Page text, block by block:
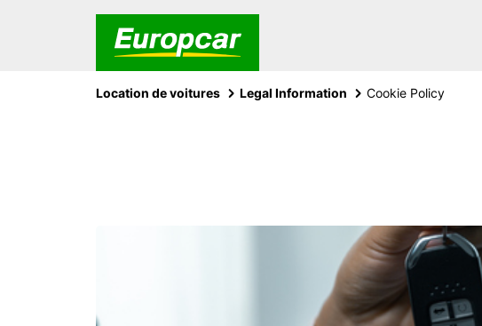
Location de voitures Legal Information Cookie Policy